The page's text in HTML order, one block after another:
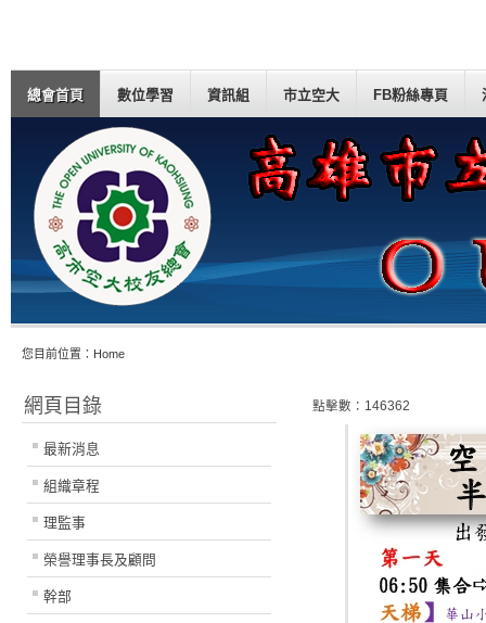
總會首頁 數位學習 資訊組 市立空大 FB粉絲專頁
您目前位置： Home
網頁目錄
最新消息
組織章程
理監事
榮譽理事長及顧問
幹部
點擊數：146362